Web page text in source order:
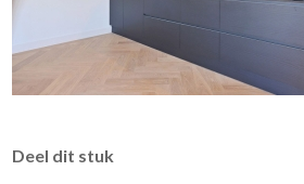
Deel dit stuk